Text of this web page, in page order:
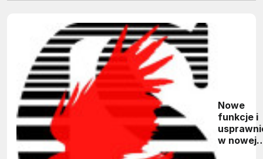
Nowe
funkcje i
w nowej